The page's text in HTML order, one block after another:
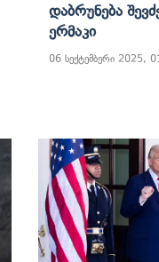
Დაბრუნება
Ერმაკი
06 სექტემბერი 2025,